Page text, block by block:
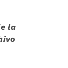
la